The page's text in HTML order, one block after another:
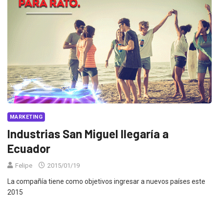
MARKETING
Industrias San Miguel llegaría a
Ecuador
Felipe 2015/01/19
La compañía tiene como objetivos ingresar a nuevos países este
2015